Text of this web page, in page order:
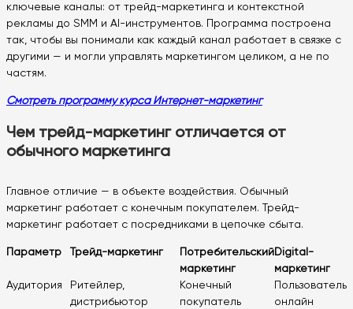
ключевые каналы: от трейд-маркетинга и контекстной
рекламы до SMM и AI-инструментов. Программа построена
так, чтобы вы понимали как каждый канал работает в связке с
другими — и могли управлять маркетингом целиком, а не по
частям.
Смотреть программу курса Интернет-маркетинг
Чем трейд-маркетинг отличается от
обычного маркетинга
Главное отличие — в объекте воздействия. Обычный
маркетинг работает с конечным покупателем. Трейд-
маркетинг работает с посредниками в цепочке сбыта.
Параметр Трейд-маркетинг
Потребительский
маркетинг
Digital-
маркетинг
Аудитория
Ритейлер,
дистрибьютор
Конечный
покупатель
Пользователь
онлайн